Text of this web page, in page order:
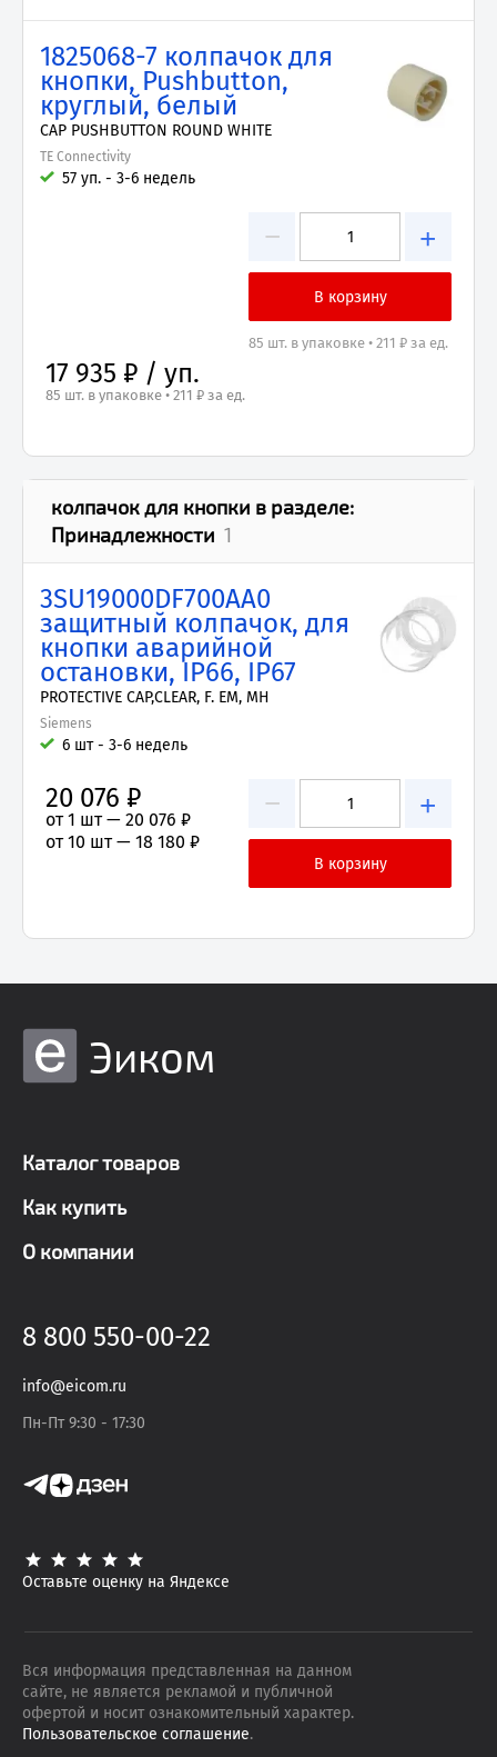
1825068-7 колпачок для
кнопки, Pushbutton,
круглый, белый
CAP PUSHBUTTON ROUND WHITE
TE Connectivity
57 уп. - 3-6 недель
− +
85 шт. в упаковке • 211 ₽ за ед.
17 935 ₽ / уп.
85 шт. в упаковке • 211 ₽ за ед.
колпачок для кнопки в разделе:
Принадлежности 1
3SU19000DF700AA0
защитный колпачок, для
кнопки аварийной
остановки, IP66, IP67
PROTECTIVE CAP,CLEAR, F. EM, MH
Siemens
6 шт - 3-6 недель
− +
20 076 ₽
от 1 шт — 20 076 ₽
от 10 шт — 18 180 ₽
Эиком
Каталог товаров
Как купить
О компании
8 800 550-00-22
info@eicom.ru
Пн-Пт 9:30 - 17:30
Оставьте оценку на Яндексе
Вся информация представленная на данном
сайте, не является рекламой и публичной
офертой и носит ознакомительный характер.
Пользовательское соглашение.